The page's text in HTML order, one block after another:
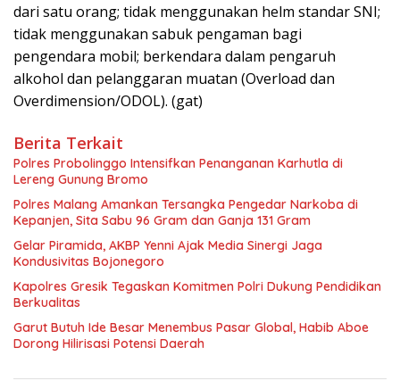
dari satu orang; tidak menggunakan helm standar SNI;
tidak menggunakan sabuk pengaman bagi
pengendara mobil; berkendara dalam pengaruh
alkohol dan pelanggaran muatan (Overload dan
Overdimension/ODOL). (gat)
Berita Terkait
Polres Probolinggo Intensifkan Penanganan Karhutla di
Lereng Gunung Bromo
Polres Malang Amankan Tersangka Pengedar Narkoba di
Kepanjen, Sita Sabu 96 Gram dan Ganja 131 Gram
Gelar Piramida, AKBP Yenni Ajak Media Sinergi Jaga
Kondusivitas Bojonegoro
Kapolres Gresik Tegaskan Komitmen Polri Dukung Pendidikan
Berkualitas
Garut Butuh Ide Besar Menembus Pasar Global, Habib Aboe
Dorong Hilirisasi Potensi Daerah